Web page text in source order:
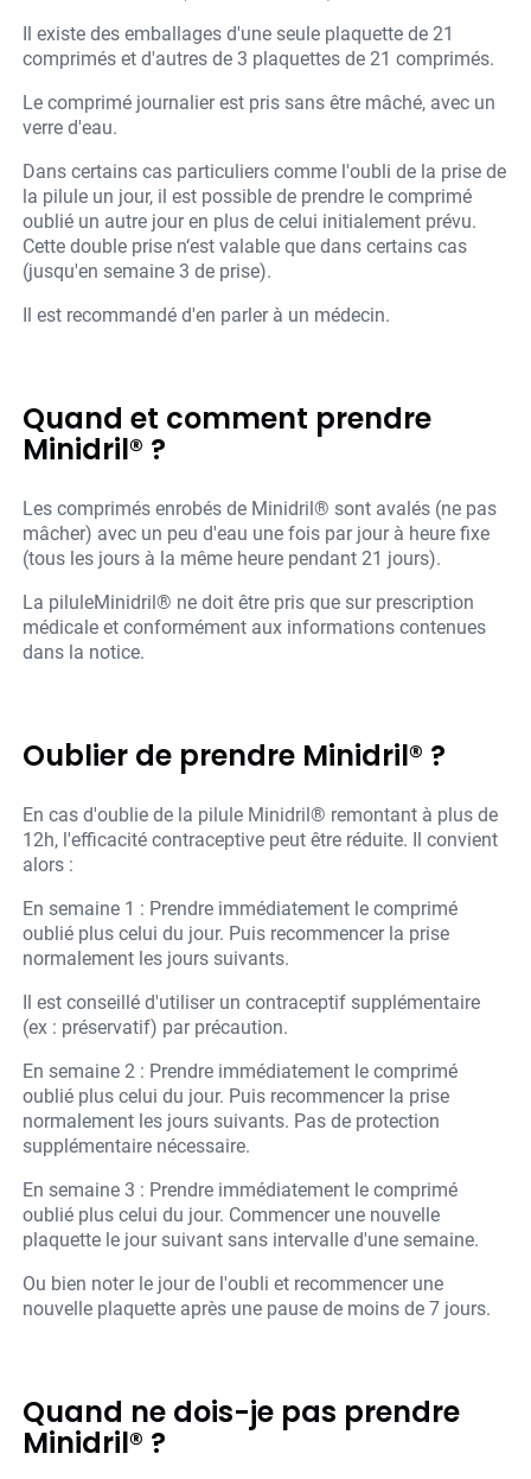
Il existe des emballages d'une seule plaquette de 21
comprimés et d'autres de 3 plaquettes de 21 comprimés.
Le comprimé journalier est pris sans être mâché, avec un
verre d'eau.
Dans certains cas particuliers comme l'oubli de la prise de
la pilule un jour, il est possible de prendre le comprimé
oublié un autre jour en plus de celui initialement prévu.
Cette double prise n‘est valable que dans certains cas
(jusqu'en semaine 3 de prise).
Il est recommandé d'en parler à un médecin.
Quand et comment prendre
Minidril® ?
Les comprimés enrobés de Minidril® sont avalés (ne pas
mâcher) avec un peu d'eau une fois par jour à heure fixe
(tous les jours à la même heure pendant 21 jours).
La piluleMinidril® ne doit être pris que sur prescription
médicale et conformément aux informations contenues
dans la notice.
Oublier de prendre Minidril® ?
En cas d'oublie de la pilule Minidril® remontant à plus de
12h, l'efficacité contraceptive peut être réduite. Il convient
alors :
En semaine 1 : Prendre immédiatement le comprimé
oublié plus celui du jour. Puis recommencer la prise
normalement les jours suivants.
Il est conseillé d'utiliser un contraceptif supplémentaire
(ex : préservatif) par précaution.
En semaine 2 : Prendre immédiatement le comprimé
oublié plus celui du jour. Puis recommencer la prise
normalement les jours suivants. Pas de protection
supplémentaire nécessaire.
En semaine 3 : Prendre immédiatement le comprimé
oublié plus celui du jour. Commencer une nouvelle
plaquette le jour suivant sans intervalle d'une semaine.
Ou bien noter le jour de l'oubli et recommencer une
nouvelle plaquette après une pause de moins de 7 jours.
Quand ne dois-je pas prendre
Minidril® ?